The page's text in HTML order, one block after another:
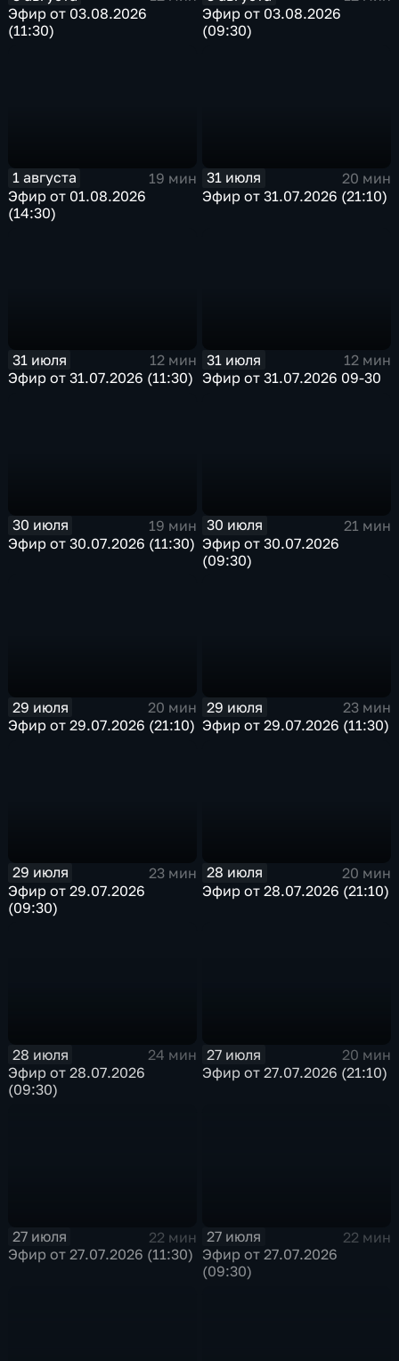
Эфир от 03.08.2026
(11:30)
Эфир от 03.08.2026
(09:30)
1 августа
19 мин
Эфир от 01.08.2026
(14:30)
31 июля
20 мин
Эфир от 31.07.2026 (21:10)
31 июля
12 мин
Эфир от 31.07.2026 (11:30)
31 июля
12 мин
Эфир от 31.07.2026 09-30
30 июля
19 мин
Эфир от 30.07.2026 (11:30)
30 июля
21 мин
Эфир от 30.07.2026
(09:30)
29 июля
20 мин
Эфир от 29.07.2026 (21:10)
29 июля
23 мин
Эфир от 29.07.2026 (11:30)
29 июля
23 мин
Эфир от 29.07.2026
(09:30)
28 июля
20 мин
Эфир от 28.07.2026 (21:10)
28 июля
24 мин
Эфир от 28.07.2026
(09:30)
27 июля
20 мин
Эфир от 27.07.2026 (21:10)
27 июля
22 мин
Эфир от 27.07.2026 (11:30)
27 июля
22 мин
Эфир от 27.07.2026
(09:30)